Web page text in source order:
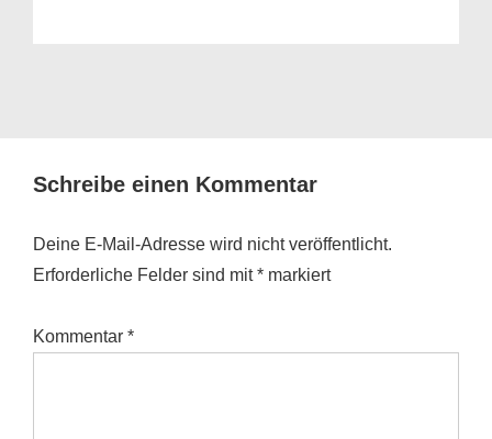
Schreibe einen Kommentar
Deine E-Mail-Adresse wird nicht veröffentlicht.
Erforderliche Felder sind mit* markiert
Kommentar *